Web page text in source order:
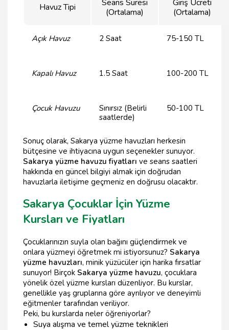
Havuz Tipi
Seans Süresi
(Ortalama)
Giriş Ücreti
(Ortalama)
Açık Havuz 2 Saat 75-150 TL
Kapalı Havuz 1.5 Saat 100-200 TL
Çocuk Havuzu
Sınırsız (Belirli
saatlerde)
50-100 TL
Sonuç olarak, Sakarya yüzme havuzları herkesin
bütçesine ve ihtiyacına uygun seçenekler sunuyor.
Sakarya yüzme havuzu fiyatları ve seans saatleri
hakkında en güncel bilgiyi almak için doğrudan
havuzlarla iletişime geçmeniz en doğrusu olacaktır.
Sakarya Çocuklar İçin Yüzme
Kursları ve Fiyatları
Çocuklarınızın suyla olan bağını güçlendirmek ve
onlara yüzmeyi öğretmek mi istiyorsunuz? Sakarya
yüzme havuzları, minik yüzücüler için harika fırsatlar
sunuyor! Birçok Sakarya yüzme havuzu, çocuklara
yönelik özel yüzme kursları düzenliyor. Bu kurslar,
genellikle yaş gruplarına göre ayrılıyor ve deneyimli
eğitmenler tarafından veriliyor.
Peki, bu kurslarda neler öğreniyorlar?
Suya alışma ve temel yüzme teknikleri